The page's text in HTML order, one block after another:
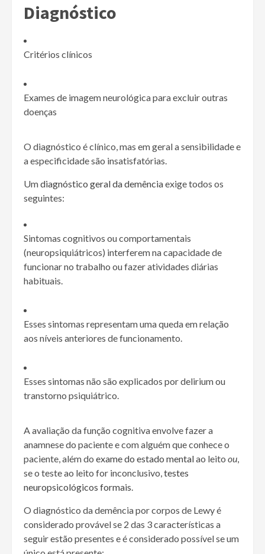
Diagnóstico
Critérios clínicos
Exames de imagem neurológica para excluir outras
doenças
O diagnóstico é clínico, mas em geral a sensibilidade e
a especificidade são insatisfatórias.
Umdiagnóstico geral da demênciaexige todos os
seguintes:
Sintomas cognitivos ou comportamentais
(neuropsiquiátricos) interferem na capacidade de
funcionar no trabalho ou fazer atividades diárias
habituais.
Esses sintomas representam uma queda em relação
aos níveis anteriores de funcionamento.
Esses sintomas não são explicados por delirium ou
transtorno psiquiátrico.
A avaliação da função cognitiva envolve fazer a
anamnese do paciente e com alguém que conhece o
paciente, além do exame do estado mentalao leito ou
se o teste ao leito for inconclusivo, testes
neuropsicológicos formais
O diagnóstico da demência por corpos de Lewy é
considerado provável se 2 das 3 características a
seguir estão presentes e é considerado possível se um